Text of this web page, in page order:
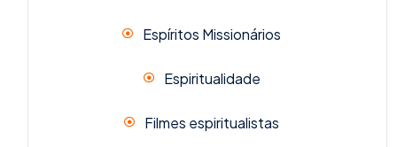
Espíritos Missionários
Espiritualidade
Filmes espiritualistas